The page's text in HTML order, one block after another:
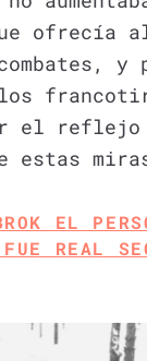
ofrecía al
y
el
estas
EL
REAL